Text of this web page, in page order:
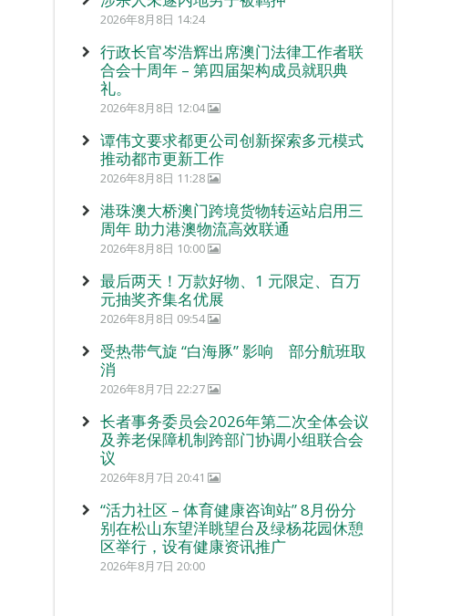
2026年8月8日 14:24
行政长官岑浩辉出席澳门法律工作者联
合会十周年 – 第四届架构成员就职典
礼。
2026年8月8日 12:04
谭伟文要求都更公司创新探索多元模式
推动都市更新工作
2026年8月8日 11:28
港珠澳大桥澳门跨境货物转运站启用三
周年 助力港澳物流高效联通
2026年8月8日 10:00
最后两天！万款好物、1 元限定、百万
元抽奖齐集名优展
2026年8月8日 09:54
受热带气旋 “白海豚” 影响 部分航班取
消
2026年8月7日 22:27
长者事务委员会2026年第二次全体会议
及养老保障机制跨部门协调小组联合会
议
2026年8月7日 20:41
“活力社区 – 体育健康咨询站” 8月份分
别在松山东望洋眺望台及绿杨花园休憩
区举行，设有健康资讯推广
2026年8月7日 20:00